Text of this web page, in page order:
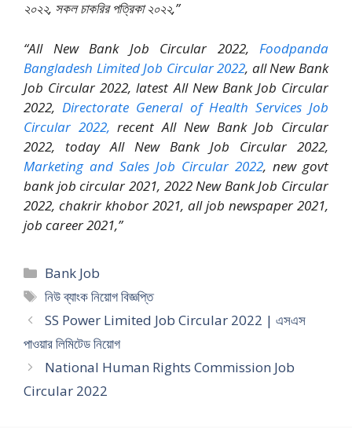
২০২২, সকল চাকরির পত্রিকা ২০২২,”
“All New Bank Job Circular 2022, Foodpanda
Bangladesh Limited Job Circular 2022, all New Bank
Job Circular 2022, latest All New Bank Job Circular
2022,Directorate General of Health Services Job
Circular 2022, recent All New Bank Job Circular
2022, today All New Bank Job Circular 2022,
Marketing and Sales Job Circular 2022, new govt
bank job circular 2021, 2022 New Bank Job Circular
2022, chakrir khobor 2021, all job newspaper 2021,
job career 2021,”
Categories
Bank Job
Tags
নিউ ব্যাংক নিয়োগ বিজ্ঞপ্তি
SS Power Limited Job Circular 2022 | এসএস
পাওয়ার লিমিটেড নিয়োগ
National Human Rights Commission Job
Circular 2022